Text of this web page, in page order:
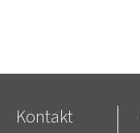
Kontakt